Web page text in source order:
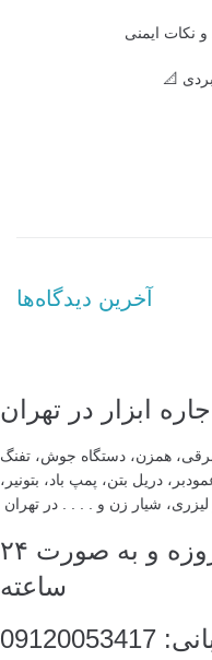
و نکات ایمنی
📐
آخرین دیدگاه‌ها
اجاره ابزار در تهران
همزن، دستگاه جوش، تفنگ
دریل بتن، پمپ باد، بتونیر،
لیزری، شیار زن و . . . . در تهران
ارتباط با پشتیبانی همه روزه و به صورت ۲۴
ساعته